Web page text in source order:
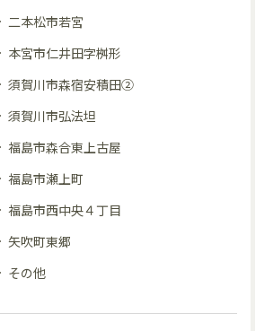
二本松市若宮
本宮市仁井田字桝形
須賀川市森宿安積田②
須賀川市弘法坦
福島市森合東上古屋
福島市瀬上町
福島市西中央４丁目
矢吹町東郷
その他